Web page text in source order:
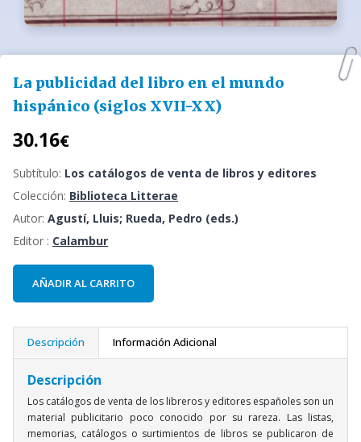
La publicidad del libro en el mundo
hispánico (siglos XVII-XX)
30.16€
Subtítulo: Los catálogos de venta de libros y editores
Colección: Biblioteca Litterae
Autor: Agustí, Lluis; Rueda, Pedro (eds.)
Editor : Calambur
AÑADIR AL CARRITO
Descripción Información Adicional
Descripción
Los catálogos de venta de los libreros y editores españoles son un
material publicitario poco conocido por su rareza. Las listas,
memorias, catálogos o surtimientos de libros se publicaron de